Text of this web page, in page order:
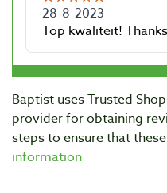
Baptist uses Trusted
provider for obtaining
steps to ensure that
information